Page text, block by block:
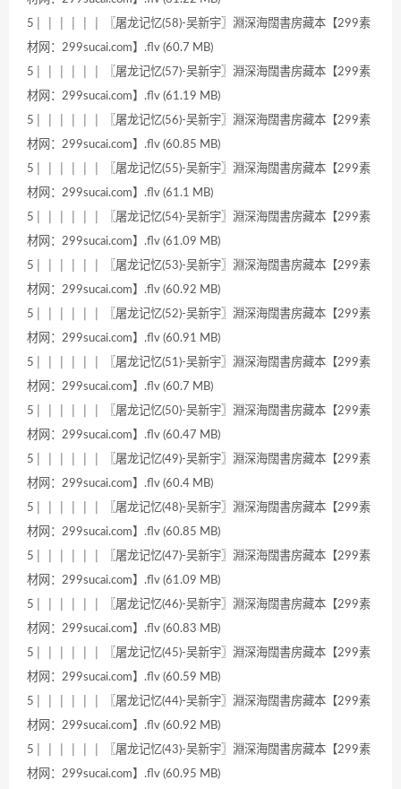
5│ │ │ │ │ │ 〖屠龙记忆(58)-吴新宇〗淵深海闊書房藏本【299素
材网：299sucai.com】.flv (60.7 MB)
5│ │ │ │ │ │ 〖屠龙记忆(57)-吴新宇〗淵深海闊書房藏本【299素
材网：299sucai.com】.flv (61.19 MB)
5│ │ │ │ │ │ 〖屠龙记忆(56)-吴新宇〗淵深海闊書房藏本【299素
材网：299sucai.com】.flv (60.85 MB)
5│ │ │ │ │ │ 〖屠龙记忆(55)-吴新宇〗淵深海闊書房藏本【299素
材网：299sucai.com】.flv (61.1 MB)
5│ │ │ │ │ │ 〖屠龙记忆(54)-吴新宇〗淵深海闊書房藏本【299素
材网：299sucai.com】.flv (61.09 MB)
5│ │ │ │ │ │ 〖屠龙记忆(53)-吴新宇〗淵深海闊書房藏本【299素
材网：299sucai.com】.flv (60.92 MB)
5│ │ │ │ │ │ 〖屠龙记忆(52)-吴新宇〗淵深海闊書房藏本【299素
材网：299sucai.com】.flv (60.91 MB)
5│ │ │ │ │ │ 〖屠龙记忆(51)-吴新宇〗淵深海闊書房藏本【299素
材网：299sucai.com】.flv (60.7 MB)
5│ │ │ │ │ │ 〖屠龙记忆(50)-吴新宇〗淵深海闊書房藏本【299素
材网：299sucai.com】.flv (60.47 MB)
5│ │ │ │ │ │ 〖屠龙记忆(49)-吴新宇〗淵深海闊書房藏本【299素
材网：299sucai.com】.flv (60.4 MB)
5│ │ │ │ │ │ 〖屠龙记忆(48)-吴新宇〗淵深海闊書房藏本【299素
材网：299sucai.com】.flv (60.85 MB)
5│ │ │ │ │ │ 〖屠龙记忆(47)-吴新宇〗淵深海闊書房藏本【299素
材网：299sucai.com】.flv (61.09 MB)
5│ │ │ │ │ │ 〖屠龙记忆(46)-吴新宇〗淵深海闊書房藏本【299素
材网：299sucai.com】.flv (60.83 MB)
5│ │ │ │ │ │ 〖屠龙记忆(45)-吴新宇〗淵深海闊書房藏本【299素
材网：299sucai.com】.flv (60.59 MB)
5│ │ │ │ │ │ 〖屠龙记忆(44)-吴新宇〗淵深海闊書房藏本【299素
材网：299sucai.com】.flv (60.92 MB)
5│ │ │ │ │ │ 〖屠龙记忆(43)-吴新宇〗淵深海闊書房藏本【299素
材网：299sucai.com】.flv (60.95 MB)